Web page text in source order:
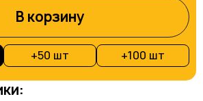
В корзину
+50 шт +100 шт